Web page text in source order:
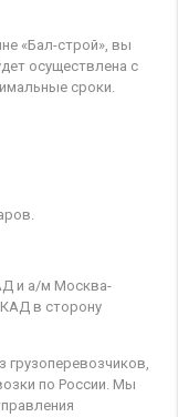
«Бал-строй», вы
осуществлена с
сроки.
и а/м Москва-
в сторону
грузоперевозчиков,
по России. Мы